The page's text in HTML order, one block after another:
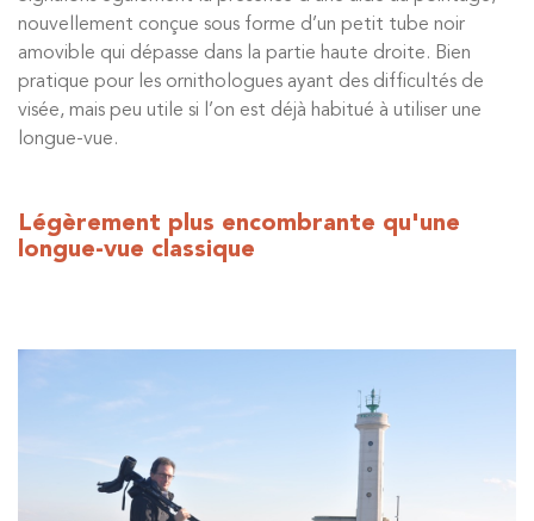
nouvellement conçue sous forme d’un petit tube noir
amovible qui dépasse dans la partie haute droite. Bien
pratique pour les ornithologues ayant des difficultés de
visée, mais peu utile si l’on est déjà habitué à utiliser une
longue-vue.
Légèrement plus encombrante qu'une
longue-vue classique